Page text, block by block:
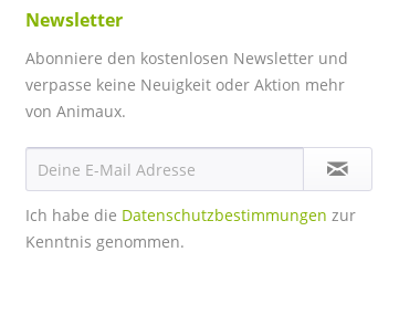
Newsletter
Abonniere den kostenlosen Newsletter und
verpasse keine Neuigkeit oder Aktion mehr
von Animaux.
Ich habe die Datenschutzbestimmungen zur
Kenntnis genommen.